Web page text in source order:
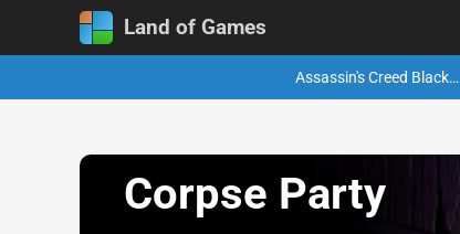
Land of Games
Assassin's Creed Black…
Corpse Party